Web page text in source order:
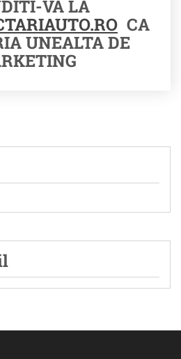
VA LA
CA
UNEALTA DE